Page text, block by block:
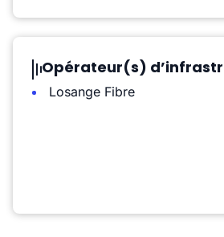
Opérateur(s)
Losange Fibre